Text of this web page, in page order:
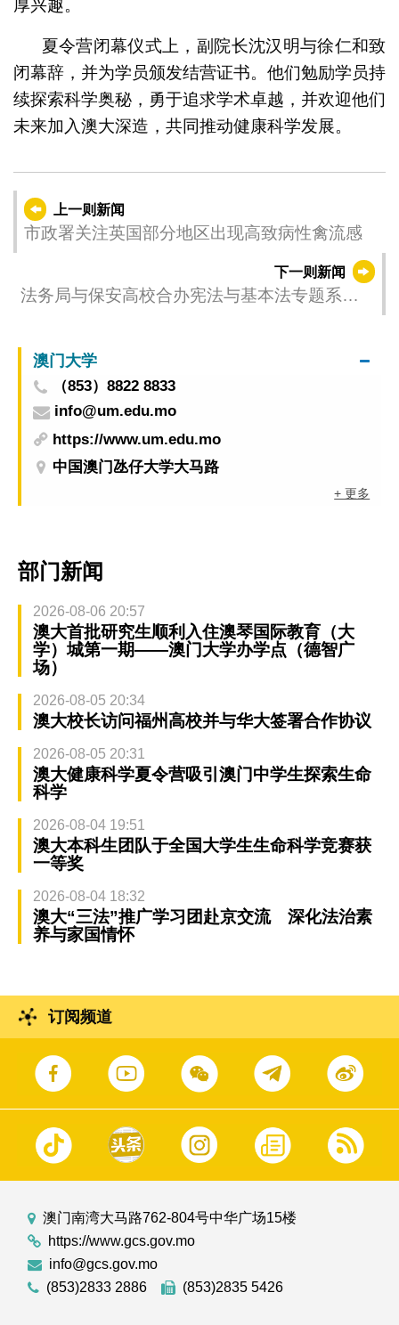
厚兴趣。
夏令营闭幕仪式上，副院长沈汉明与徐仁和致
闭幕辞，并为学员颁发结营证书。他们勉励学员持
续探索科学奥秘，勇于追求学术卓越，并欢迎他们
未来加入澳大深造，共同推动健康科学发展。
上一则新闻
市政署关注英国部分地区出现高致病性禽流感
下一则新闻
法务局与保安高校合办宪法与基本法专题系列
澳门大学
（853）8822 8833
info@um.edu.mo
https://www.um.edu.mo
中国澳门氹仔大学大马路
+ 更多
部门新闻
2026-08-06 20:57
澳大首批研究生顺利入住澳琴国际教育（大
学）城第一期——澳门大学办学点（德智广
场）
2026-08-05 20:34
澳大校长访问福州高校并与华大签署合作协议
2026-08-05 20:31
澳大健康科学夏令营吸引澳门中学生探索生命
科学
2026-08-04 19:51
澳大本科生团队于全国大学生生命科学竞赛获
一等奖
2026-08-04 18:32
澳大“三法”推广学习团赴京交流 深化法治素
养与家国情怀
订阅频道
澳门南湾大马路762-804号中华广场15楼
https://www.gcs.gov.mo
info@gcs.gov.mo
(853)2833 2886
(853)2835 5426